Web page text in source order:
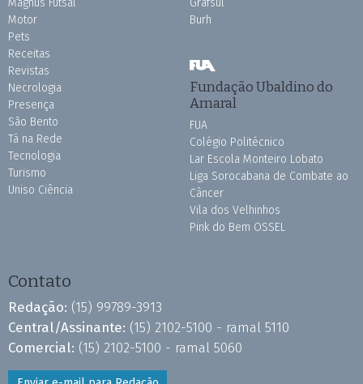
Magnus Futsal
Motor
Pets
Receitas
Revistas
Necrologia
Presença
São Bento
Tá na Rede
Tecnologia
Turismo
Uniso Ciência
Grafsul
Burh
Fundação Ubaldino do
Amaral
FUA
Colégio Politécnico
Lar Escola Monteiro Lobato
Liga Sorocabana de Combate ao
Câncer
Vila dos Velhinhos
Pink do Bem OSSEL
Contato
Redação: (15) 99789-3913
Central/Assinante: (15) 2102-5100 - ramal 5110
Comercial: (15) 2102-5100 - ramal 5060